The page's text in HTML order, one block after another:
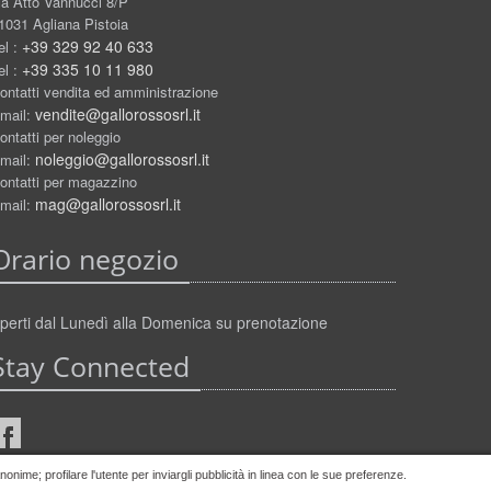
profilare l'utente per inviargli pubblicità in linea con le sue preferenze.
Agliana Pistoia
: +39 329 92 40 633
: +39 335 10 11 980
vendita ed amministrazione
vendite@gallorossosrl.it
per noleggio
noleggio@gallorossosrl.it
per magazzino
mag@gallorossosrl.it
negozio
dal Lunedì alla Domenica su prenotazione
Connected